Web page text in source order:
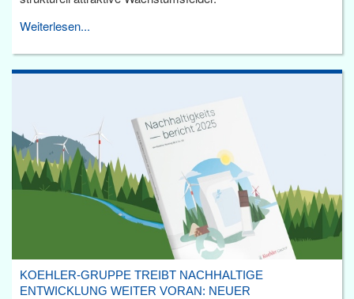
Weiterlesen...
KOEHLER-GRUPPE TREIBT NACHHALTIGE
ENTWICKLUNG WEITER VORAN: NEUER